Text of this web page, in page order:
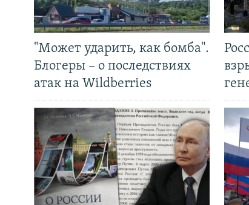
"Может ударить, как бомба".
Блогеры – о последствиях
атак на Wildberries